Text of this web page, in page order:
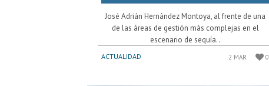
José Adrián Hernández Montoya, al frente de una
de las áreas de gestión más complejas en el
escenario de sequía..
ACTUALIDAD 2 MAR 0